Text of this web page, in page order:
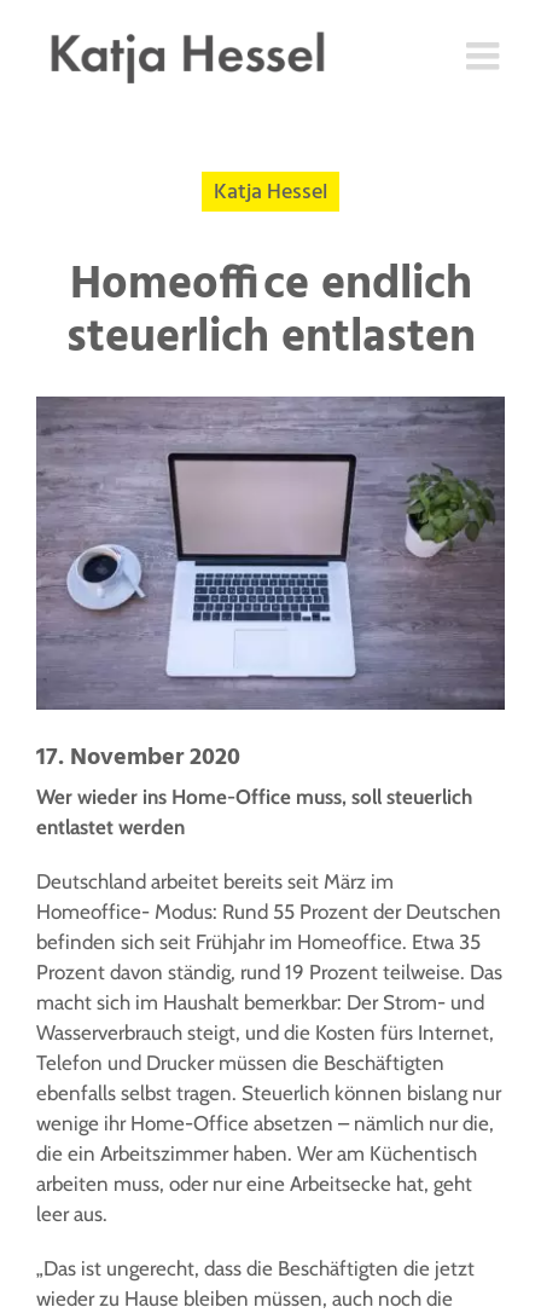
springen
Katja Hessel
Homeoffice endlich
steuerlich entlasten
17. November 2020
Wer wieder ins Home-Office muss, soll steuerlich
entlastet werden
Deutschland arbeitet bereits seit März im
Homeoffice- Modus: Rund 55 Prozent der Deutschen
befinden sich seit Frühjahr im Homeoffice. Etwa 35
Prozent davon ständig, rund 19 Prozent teilweise. Das
macht sich im Haushalt bemerkbar: Der Strom- und
Wasserverbrauch steigt, und die Kosten fürs Internet,
Telefon und Drucker müssen die Beschäftigten
ebenfalls selbst tragen. Steuerlich können bislang nur
wenige ihr Home-Office absetzen – nämlich nur die,
die ein Arbeitszimmer haben. Wer am Küchentisch
arbeiten muss, oder nur eine Arbeitsecke hat, geht
leer aus.
„Das ist ungerecht, dass die Beschäftigten die jetzt
wieder zu Hause bleiben müssen, auch noch die